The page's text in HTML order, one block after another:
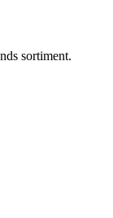
sortiment.